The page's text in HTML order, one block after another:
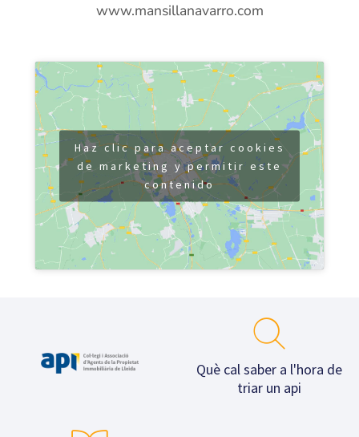
www.mansillanavarro.com
Haz clic para aceptar cookies
de marketing y permitir este
contenido
Què cal saber a l'hora de
triar un api